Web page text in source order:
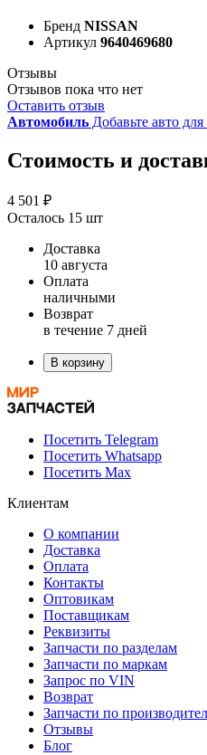
Бренд NISSAN
Артикул 9640469680
Отзывы
Отзывов пока что нет
Оставить отзыв
Автомобиль Добавьте авто
Стоимость и
4 501 ₽
Осталось 15 шт
Доставка
10 августа
Оплата
наличными
Возврат
в течение 7 дней
В корзину
Посетить Telegram
Посетить Whatsapp
Посетить Max
Клиентам
О компании
Доставка
Оплата
Контакты
Оптовикам
Поставщикам
Реквизиты
Запчасти по разделам
Запчасти по маркам
Запрос по VIN
Возврат
Запчасти по
Отзывы
Блог